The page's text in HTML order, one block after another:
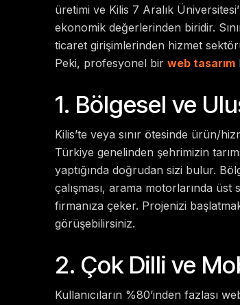
üretimi ve Kilis 7 Aralık
ekonomik değerlerinden biridir.
ticaret girişimlerinden hizmet
Peki, profesyonel bir web tasarım
1. Bölgesel ve
Kilis’te veya sınır ötesinde ürün/
Türkiye genelinden şehrimizin
yaptığında doğrudan sizi bulur.
çalışması, arama motorlarında üst
firmanıza çeker. Projenizi
görüşebilirsiniz.
2. Çok Dilli ve
Kullanıcıların %80’inden fazlası